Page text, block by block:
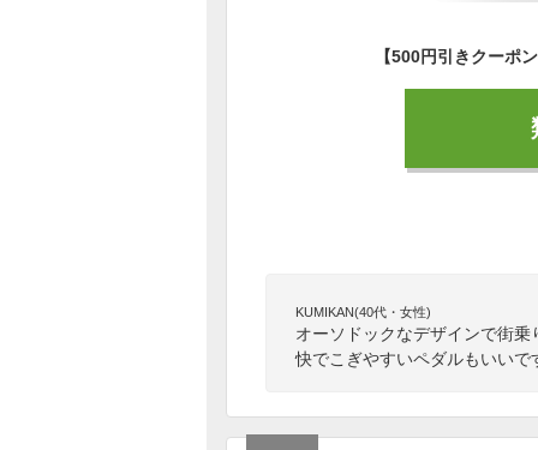
KUMIKAN(40代・女性)
オーソドックなデザインで街
快でこぎやすいペダルもいいで